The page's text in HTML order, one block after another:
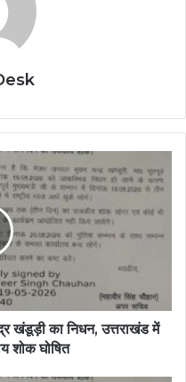
खंडूड़ी का निधन, उत्तराखंड में
शोक घोषित